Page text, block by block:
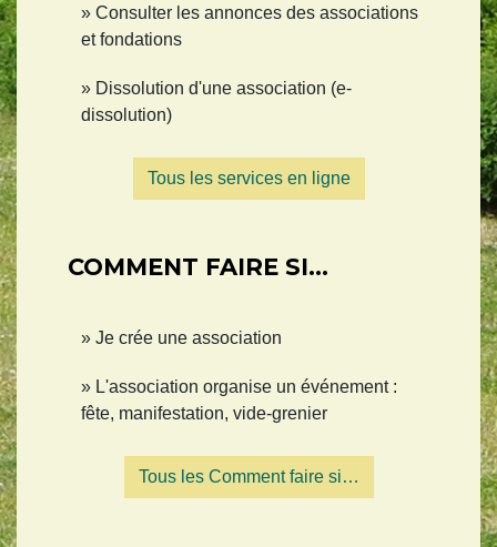
Consulter les annonces des associations
et fondations
Dissolution d'une association (e-
dissolution)
Tous les services en ligne
COMMENT FAIRE SI…
Je crée une association
L'association organise un événement :
fête, manifestation, vide-grenier
Tous les Comment faire si…